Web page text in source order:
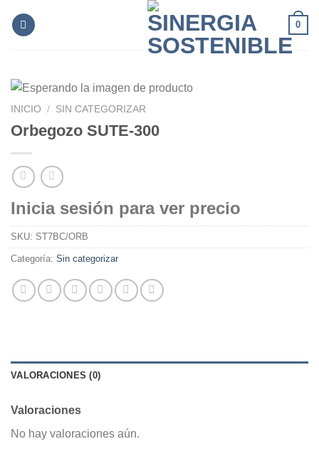
0
INICIO / SIN CATEGORIZAR
Orbegozo SUTE-300
Inicia sesión para ver precio
SKU: ST7BC/ORB
Categoría: Sin categorizar
VALORACIONES (0)
Valoraciones
No hay valoraciones aún.